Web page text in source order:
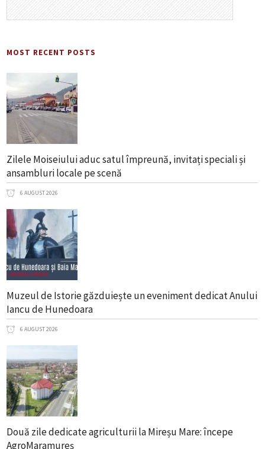
MOST RECENT POSTS
Zilele Moiseiului aduc satul împreună, invitați speciali și
ansambluri locale pe scenă
6 AUGUST 2026
Muzeul de Istorie găzduiește un eveniment dedicat Anului
Iancu de Hunedoara
6 AUGUST 2026
Două zile dedicate agriculturii la Mireșu Mare: începe
AgroMaramureș